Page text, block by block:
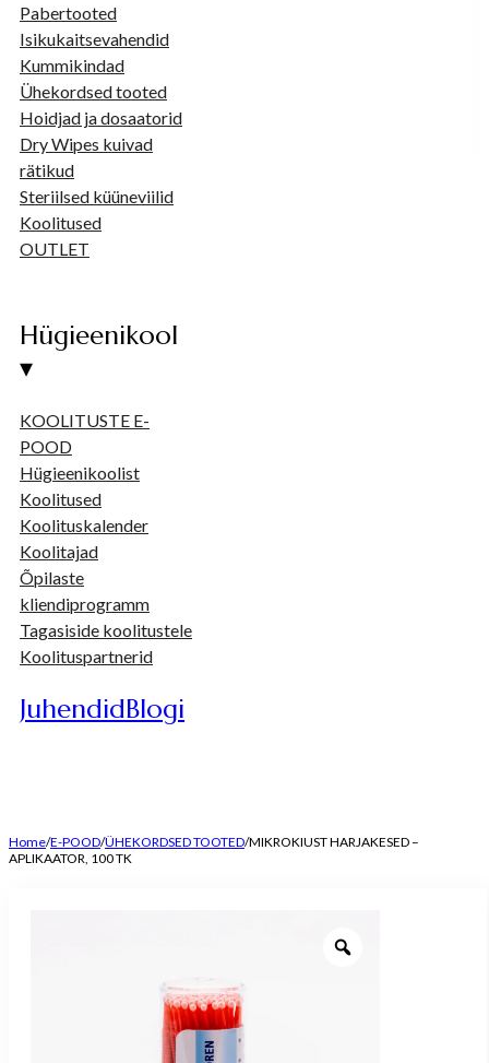
Pabertooted
Isikukaitsevahendid
Kummikindad
Ühekordsed tooted
Hoidjad ja dosaatorid
Dry Wipes kuivad
rätikud
Steriilsed küüneviilid
Koolitused
OUTLET
Hügieenikool
▾
KOOLITUSTE E-
POOD
Hügieenikoolist
Koolitused
Koolituskalender
Koolitajad
Õpilaste
kliendiprogramm
Tagasiside koolitustele
Koolituspartnerid
JuhendidBlogi
Home/E-POOD/ÜHEKORDSED TOOTED/MIKROKIUST HARJAKESED –
APLIKAATOR, 100 TK